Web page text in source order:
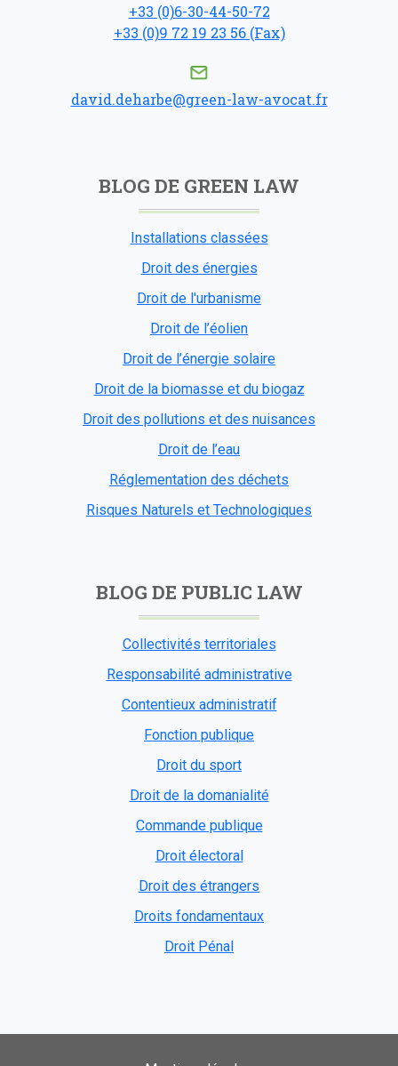
+33 (0)6-30-44-50-72
+33 (0)9 72 19 23 56 (Fax)
david.deharbe@green-law-avocat.fr
BLOG DE GREEN LAW
Installations classées
Droit des énergies
Droit de l'urbanisme
Droit de l’éolien
Droit de l’énergie solaire
Droit de la biomasse et du biogaz
Droit des pollutions et des nuisances
Droit de l’eau
Réglementation des déchets
Risques Naturels et Technologiques
BLOG DE PUBLIC LAW
Collectivités territoriales
Responsabilité administrative
Contentieux administratif
Fonction publique
Droit du sport
Droit de la domanialité
Commande publique
Droit électoral
Droit des étrangers
Droits fondamentaux
Droit Pénal